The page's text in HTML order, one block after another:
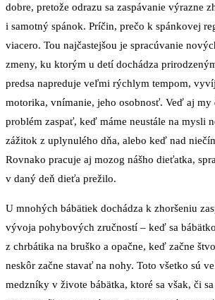
dobre, pretože odrazu sa zaspávanie výrazne
i samotný spánok. Príčin, prečo k spánkovej
viacero. Tou najčastejšou je spracúvanie
zmeny, ku ktorým u detí dochádza
predsa napreduje veľmi rýchlym tempom,
motorika, vnímanie, jeho osobnosť. Veď aj my
problém zaspať, keď máme neustále na mysli
zážitok z uplynulého dňa, alebo keď nad
Rovnako pracuje aj mozog nášho dieťatka,
v daný deň dieťa prežilo.
U mnohých bábätiek dochádza k zhoršeniu
vývoja pohybových zručností – keď sa
z chrbátika na bruško a opačne, keď začne
neskôr začne stavať na nohy. Toto všetko sú
medzníky v živote bábätka, ktoré sa však, či